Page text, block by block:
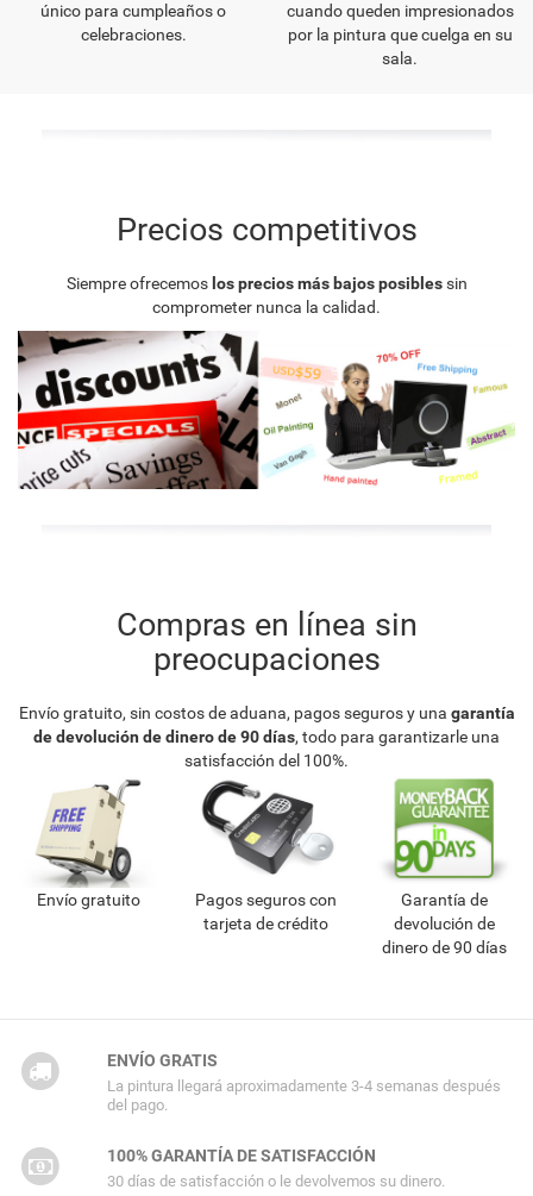
único para cumpleaños o
celebraciones.
cuando queden impresionados
por la pintura que cuelga en su
sala.
Precios competitivos
Siempre ofrecemos los precios más bajos posiblessin
comprometer nunca la calidad.
Compras en línea sin
preocupaciones
Envío gratuito, sin costos de aduana, pagos seguros y una garantía
de devolución de dinero de 90 días, todo para garantizarle una
satisfacción del 100%.
Envío gratuito
Pagos seguros con
tarjeta de crédito
Garantía de
devolución de
dinero de 90 días
ENVÍO GRATIS
La pintura llegará aproximadamente 3-4 semanas después
del pago.
100% GARANTÍA DE SATISFACCIÓN
30 días de satisfacción o le devolvemos su dinero.